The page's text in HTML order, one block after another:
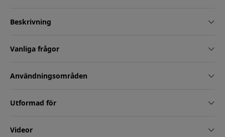
Beskrivning
Vanliga frågor
Användningsområden
Utformad för
Videor